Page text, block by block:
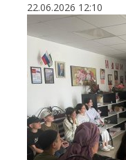
22.06.2026 12:10